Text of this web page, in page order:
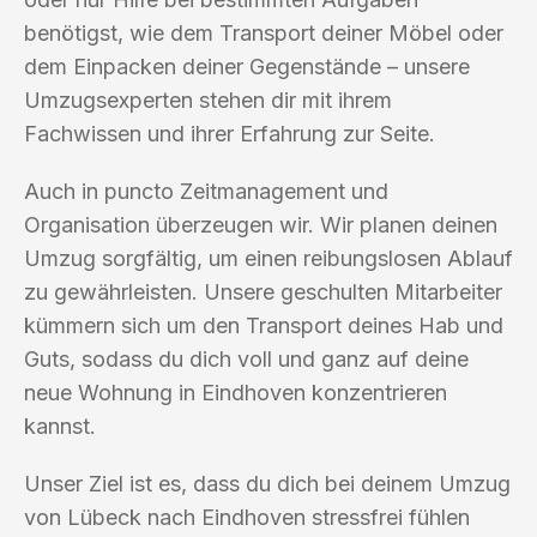
benötigst, wie dem Transport deiner Möbel oder
dem Einpacken deiner Gegenstände – unsere
Umzugsexperten stehen dir mit ihrem
Fachwissen und ihrer Erfahrung zur Seite.
Auch in puncto Zeitmanagement und
Organisation überzeugen wir. Wir planen deinen
Umzug sorgfältig, um einen reibungslosen Ablauf
zu gewährleisten. Unsere geschulten Mitarbeiter
kümmern sich um den Transport deines Hab und
Guts, sodass du dich voll und ganz auf deine
neue Wohnung in Eindhoven konzentrieren
kannst.
Unser Ziel ist es, dass du dich bei deinem Umzug
von Lübeck nach Eindhoven stressfrei fühlen